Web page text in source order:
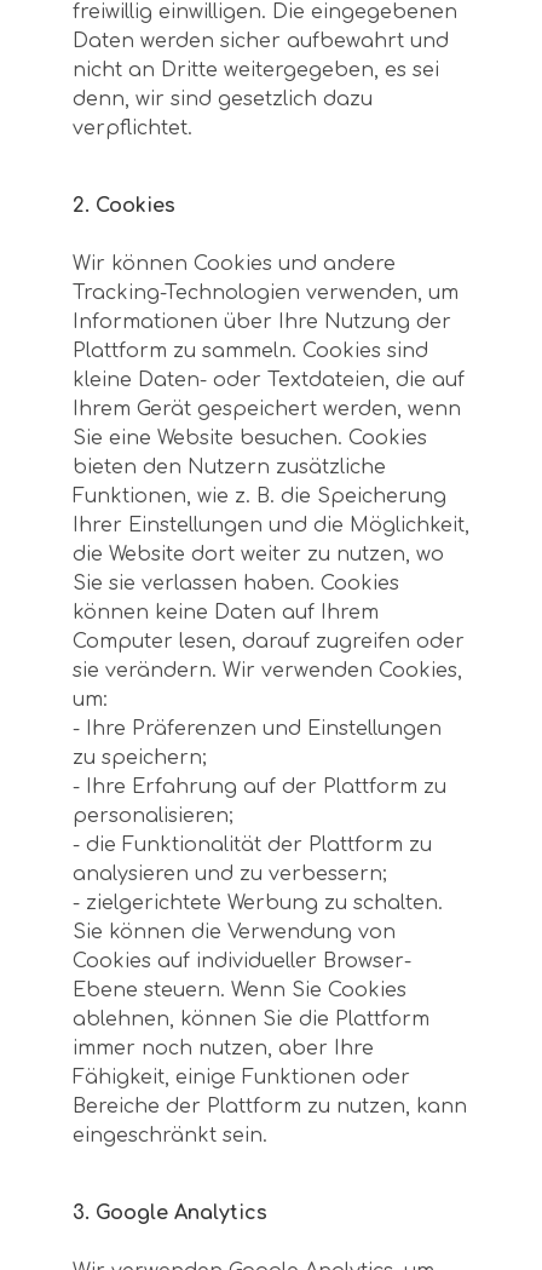
freiwillig einwilligen. Die eingegebenen
Daten werden sicher aufbewahrt und
nicht an Dritte weitergegeben, es sei
denn, wir sind gesetzlich dazu
verpflichtet.
2. Cookies
Wir können Cookies und andere
Tracking-Technologien verwenden, um
Informationen über Ihre Nutzung der
Plattform zu sammeln. Cookies sind
kleine Daten- oder Textdateien, die auf
Ihrem Gerät gespeichert werden, wenn
Sie eine Website besuchen. Cookies
bieten den Nutzern zusätzliche
Funktionen, wie z. B. die Speicherung
Ihrer Einstellungen und die Möglichkeit,
die Website dort weiter zu nutzen, wo
Sie sie verlassen haben. Cookies
können keine Daten auf Ihrem
Computer lesen, darauf zugreifen oder
sie verändern. Wir verwenden Cookies,
um:
- Ihre Präferenzen und Einstellungen
zu speichern;
- Ihre Erfahrung auf der Plattform zu
personalisieren;
- die Funktionalität der Plattform zu
analysieren und zu verbessern;
- zielgerichtete Werbung zu schalten.
Sie können die Verwendung von
Cookies auf individueller Browser-
Ebene steuern. Wenn Sie Cookies
ablehnen, können Sie die Plattform
immer noch nutzen, aber Ihre
Fähigkeit, einige Funktionen oder
Bereiche der Plattform zu nutzen, kann
eingeschränkt sein.
3. Google Analytics